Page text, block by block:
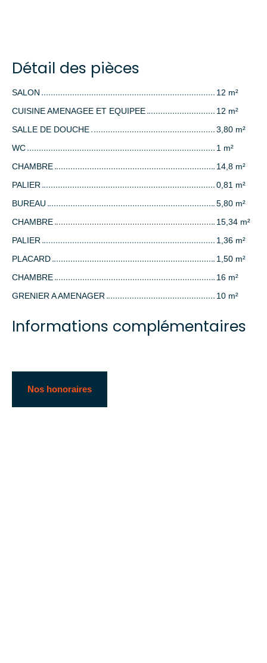
Détail des pièces
SALON
12 m²
CUISINE AMENAGEE ET EQUIPEE
12 m²
SALLE DE DOUCHE
3,80 m²
WC
1 m²
CHAMBRE
14,8 m²
PALIER
0,81 m²
BUREAU
5,80 m²
CHAMBRE
15,34 m²
PALIER
1,36 m²
PLACARD
1,50 m²
CHAMBRE
16 m²
GRENIER A AMENAGER
10 m²
Informations complémentaires
Nos honoraires